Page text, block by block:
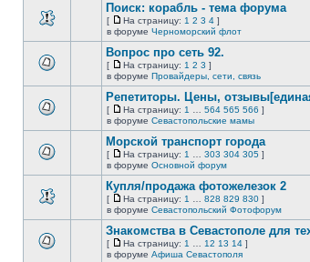
сообщений.
непрочитанных
сообщений.
этой
непрочитанных
сообщений.
Поиск: корабль - тема форума
[
На
страницу
На страницу: 1 2 3 4 ]
в форуме Черноморский флот
этой
непрочитанных
сообщений.
Вопрос про сеть 92.
[
На
страницу
На страницу: 1 2 3 ]
в форуме Провайдеры, сети, связь
этой
непрочитанных
сообщений.
Репетиторы. Цены,
[
На
страницу
На страницу: 1 564 565 566 ]
в форуме Севастопольские мамы
этой
непрочитанных
сообщений.
Морской транспорт города
[
На
страницу
На страницу: 1 303 304 305 ]
в форуме Основной форум
этой
непрочитанных
Купля/продажа фотожелезок 2
[
На
страницу
На страницу: 1 828 829 830 ]
в форуме Севастопольский Фотофорум
Знакомства в Севастополе для
[
На
На страницу: 1 12 13 14 ]
в форуме Афиша Севастополя